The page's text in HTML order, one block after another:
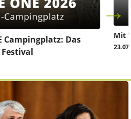
Campingplatz: Das
Mit